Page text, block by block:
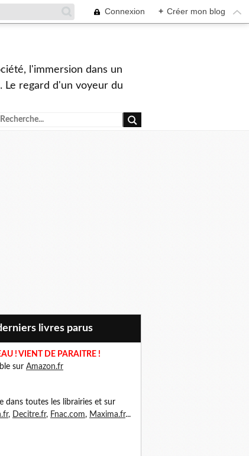
Connexion + Créer mon blog
l'immersion dans un
Le regard d'un voyeur du
derniers livres parus
! VIENT DE PARAITRE !
sur Amazon.fr
dans toutes les librairies et sur
, Decitre.fr, Fnac.com, Maxima.fr...